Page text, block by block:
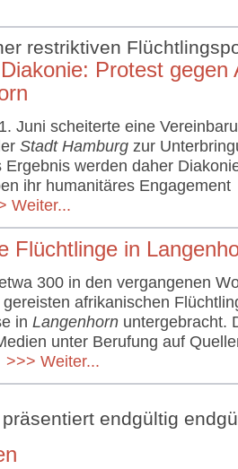
restriktiven
Protest gegen
Juni scheiterte eine
Stadt Hamburg zur
Ergebnis werden daher
ihr humanitäres Engagement
Weiter...
Flüchtlinge in
300 in den vergangenen
gereisten afrikanischen
in Langenhorn untergebracht.
unter Berufung auf
>>> Weiter...
präsentiert endgültig